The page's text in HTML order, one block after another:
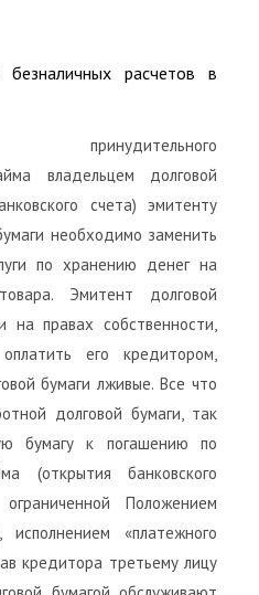
расчетов в
принудительного
владельцем долговой
счета) эмитенту
необходимо заменить
по хранению денег на
Эмитент долговой
на правах собственности,
его кредитором,
бумаги лживые. Все что
долговой бумаги, так
бумагу к погашению по
(открытия банковского
Положением
«платежного
кредитора третьему лицу